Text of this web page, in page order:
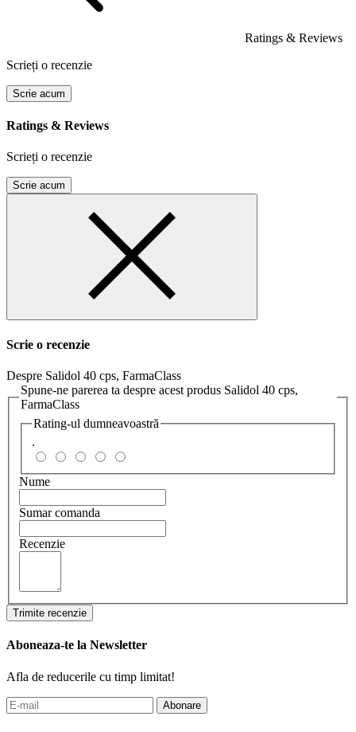
Ratings & Reviews
Scrieți o recenzie
Scrie acum
Ratings & Reviews
Scrieți o recenzie
Scrie acum
Scrie o recenzie
Despre Salidol 40 cps, FarmaClass
Spune-ne parerea ta despre acest produs Salidol 40 cps,
FarmaClass
Rating-ul dumneavoastră
.
Nume
Sumar comanda
Recenzie
Trimite recenzie
Aboneaza-te la Newsletter
Afla de reducerile cu timp limitat!
Abonare